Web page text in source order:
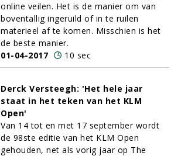
online veilen. Het is de manier om van
boventallig ingeruild of in te ruilen
materieel af te komen. Misschien is het
de beste manier.
01-04-2017
10 sec
Derck Versteegh: 'Het hele jaar
staat in het teken van het KLM
Open'
Van 14 tot en met 17 september wordt
de 98ste editie van het KLM Open
gehouden, net als vorig jaar op The